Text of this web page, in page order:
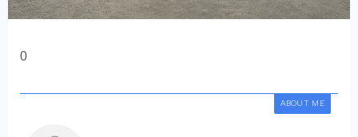
0
ABOUT ME